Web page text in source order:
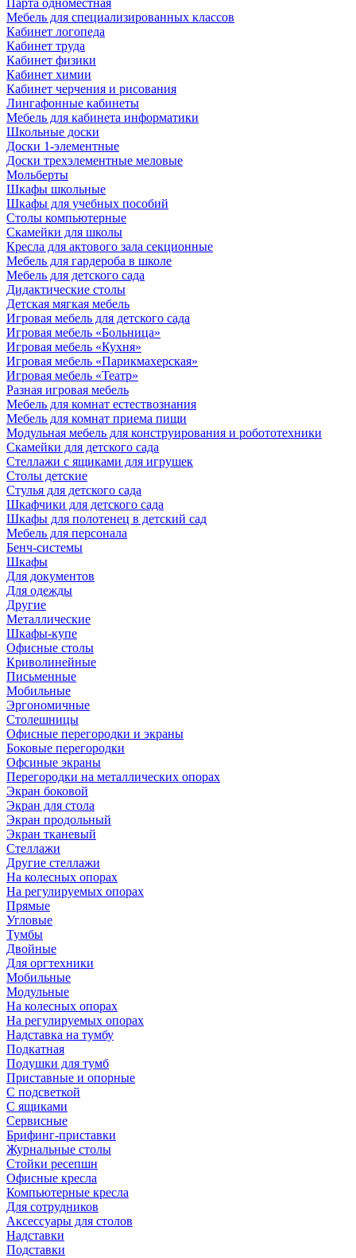
Парта одноместная
Мебель для специализированных классов
Кабинет логопеда
Кабинет труда
Кабинет физики
Кабинет химии
Кабинет черчения и рисования
Лингафонные кабинеты
Мебель для кабинета информатики
Школьные доски
Доски 1-элементные
Доски трехэлементные меловые
Мольберты
Шкафы школьные
Шкафы для учебных пособий
Столы компьютерные
Скамейки для школы
Кресла для актового зала секционные
Мебель для гардероба в школе
Мебель для детского сада
Дидактические столы
Детская мягкая мебель
Игровая мебель для детского сада
Игровая мебель «Больница»
Игровая мебель «Кухня»
Игровая мебель «Парикмахерская»
Игровая мебель «Театр»
Разная игровая мебель
Мебель для комнат естествознания
Мебель для комнат приема пищи
Модульная мебель для конструирования и робототехники
Скамейки для детского сада
Стеллажи с ящиками для игрушек
Столы детские
Стулья для детского сада
Шкафчики для детского сада
Шкафы для полотенец в детский сад
Мебель для персонала
Бенч-системы
Шкафы
Для документов
Для одежды
Другие
Металлические
Шкафы-купе
Офисные столы
Криволинейные
Письменные
Мобильные
Эргономичные
Столешницы
Офисные перегородки и экраны
Боковые перегородки
Офсиные экраны
Перегородки на металлических опорах
Экран боковой
Экран для стола
Экран продольный
Экран тканевый
Стеллажи
Другие стеллажи
На колесных опорах
На регулируемых опорах
Прямые
Угловые
Тумбы
Двойные
Для оргтехники
Мобильные
Модульные
На колесных опорах
На регулируемых опорах
Надставка на тумбу
Подкатная
Подушки для тумб
Приставные и опорные
С подсветкой
С ящиками
Сервисные
Брифинг-приставки
Журнальные столы
Стойки ресепшн
Офисные кресла
Компьютерные кресла
Для сотрудников
Аксессуары для столов
Надставки
Подставки